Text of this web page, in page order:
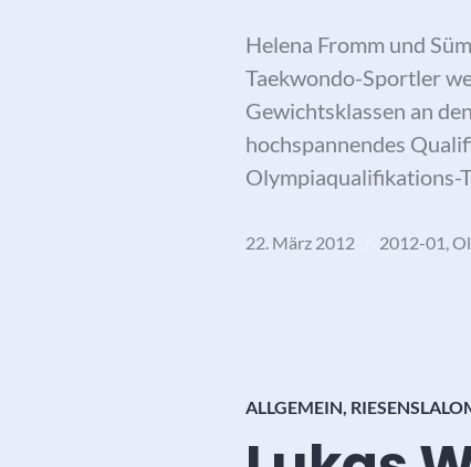
Helena Fromm und
Taekwondo-Sportler
Gewichtsklassen an
hochspannendes
Olympiaqualifikations-
22. März 2012 2012-01
ALLGEMEIN,